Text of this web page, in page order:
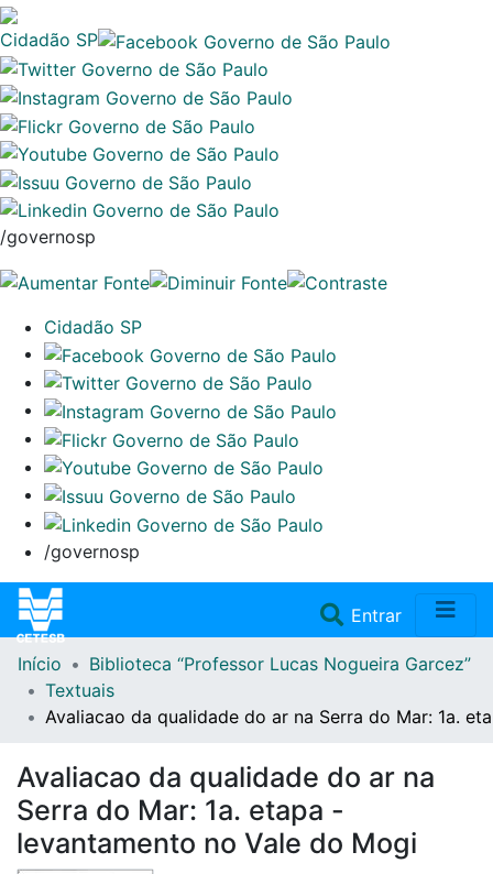
Cidadão SP
/governosp
Cidadão SP
/governosp
Entrar(current)
Home
Repositório
Doações/Aquisições
Início
Biblioteca “Professor Lucas Nogueira Garcez”
Textuais
Avaliacao da qualidade do ar na Serra do Mar: 1a.
Avaliacao da qualidade do ar na
Serra do Mar: 1a. etapa -
levantamento no Vale do Mogi